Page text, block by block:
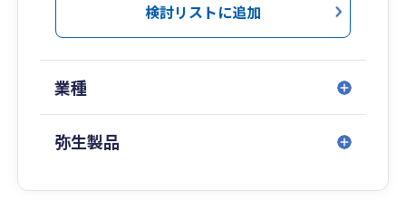
検討リストに追加
業種
弥生製品